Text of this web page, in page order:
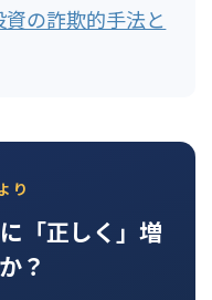
の詐欺的手法と
り
「正しく」増
？